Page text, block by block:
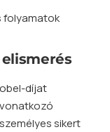
folyamatok
díjat
sikert